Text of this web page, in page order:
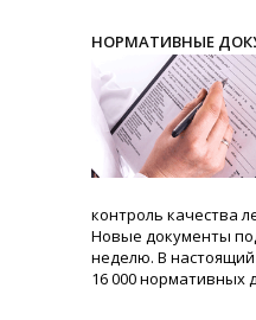
НОРМАТИВНЫЕ
контроль качества
Новые документы
неделю. В
16 000 нормативных